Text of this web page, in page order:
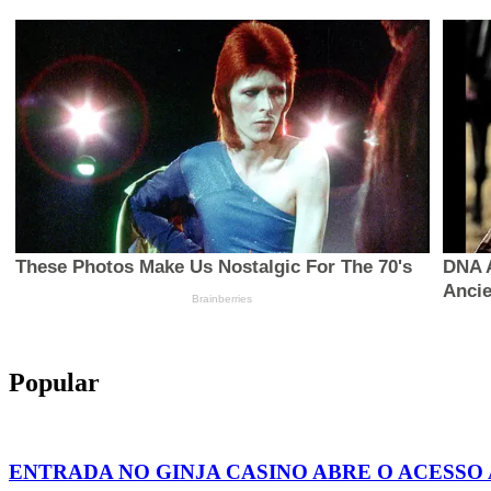
Popular
ENTRADA NO GINJA CASINO ABRE O